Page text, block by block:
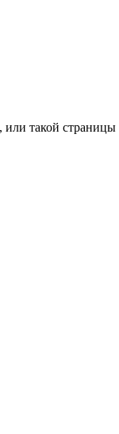
или такой страницы